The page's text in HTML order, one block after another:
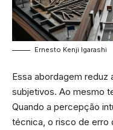
Ernesto Kenji Igarashi
Essa abordagem reduz
subjetivos. Ao mesmo
Quando a percepção
técnica, o risco de erro